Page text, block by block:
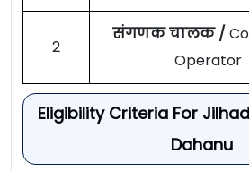
2
संगणक चालक /
Operator
Eligibility Criteria For
Dahanu